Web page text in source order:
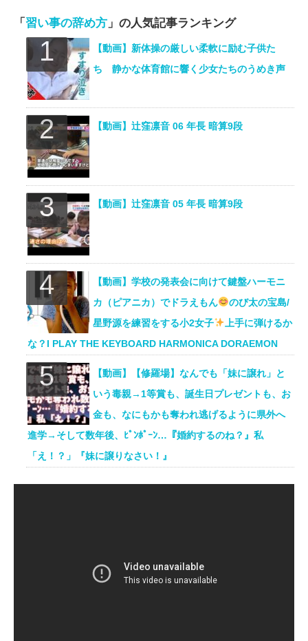
「 習い事の辞め方 」の人気記事ランキング
【動画】新体操の厳しい柔軟に励む子供た
ち 静かな体育館に響く少女たちのうめき声
【動画】辻窪凛音 06 年長 暗算9段
【動画】辻窪凛音 05 年長 暗算9段
【動画】学校の発表会に向けて鍵盤ハーモニ
カ（ピアニカ）でドラえもん
のび太の宝島/
星野源を練習をする小2女子
上手に弾けるか
な？I PLAY THE KEYBOARD HARMONICA DORAEMON
【動画】【修羅場】なんでも「妹に譲れ」と
いう毒親→1等賞も、誕生日プレゼントも、お
金も、なにもかも奪われ逃げるように県外へ
進学→そして数年後、ﾋﾟﾝﾎﾟｰﾝ…『婚約するのね？』私
「え！？」『妹に譲りなさい！』